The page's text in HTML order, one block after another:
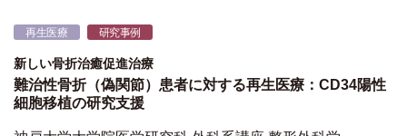
再生医療 研究事例
新しい骨折治癒促進治療
難治性骨折（偽関節）患者に対する再生医療：CD34陽性
細胞移植の研究支援